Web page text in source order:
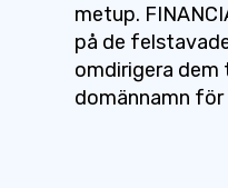
metup.
på de
omdirigera
domännamn